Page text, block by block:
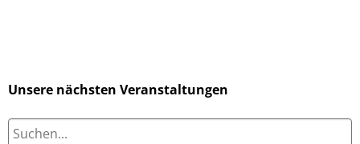
Unsere nächsten Veranstaltungen